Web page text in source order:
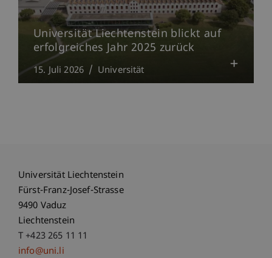
Universität Liechtenstein blickt auf
erfolgreiches Jahr 2025 zurück
15. Juli 2026 Universität
Universität Liechtenstein
Fürst-Franz-Josef-Strasse
9490 Vaduz
Liechtenstein
T +423 265 11 11
info@uni.li